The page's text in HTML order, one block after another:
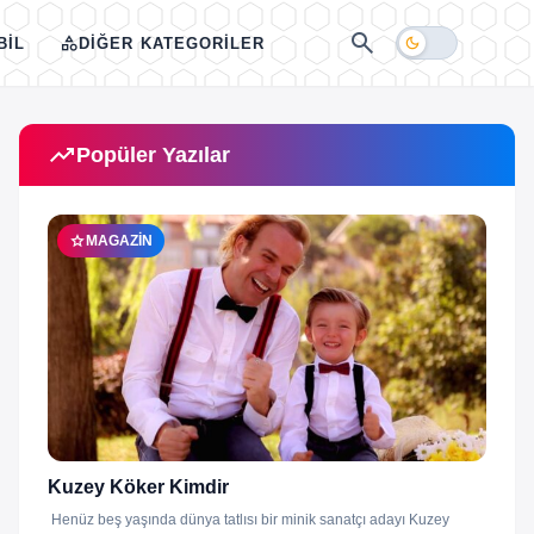
categoryDIĞER KATEGORILER search dark_mode
trending_upPopüler Yazılar
star MAGAZIN
Kuzey Köker Kimdir
Henüz beş yaşında dünya tatlısı bir minik sanatçı adayı Kuzey